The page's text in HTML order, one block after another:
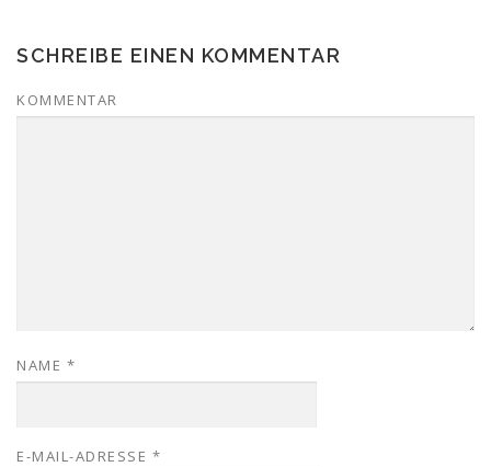
SCHREIBE EINEN KOMMENTAR
KOMMENTAR
NAME *
E-MAIL-ADRESSE *